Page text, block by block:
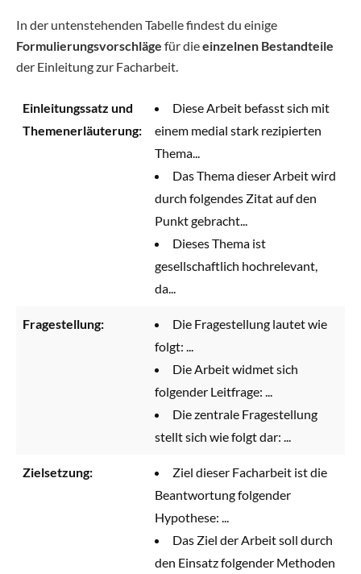
In der untenstehenden Tabelle findest du einige
Formulierungsvorschläge für dieeinzelnen Bestandteile
der Einleitung zur Facharbeit.
Einleitungssatz und
Themenerläuterung:
Diese Arbeit befasst sich mit
einem medial stark rezipierten
Thema...
Das Thema dieser Arbeit wird
durch folgendes Zitat auf den
Punkt gebracht...
Dieses Thema ist
gesellschaftlich hochrelevant,
da...
Fragestellung:
Die Fragestellung lautet wie
folgt: ...
Die Arbeit widmet sich
folgender Leitfrage: ...
Die zentrale Fragestellung
stellt sich wie folgt dar: ...
Zielsetzung:
Ziel dieser Facharbeit ist die
Beantwortung folgender
Hypothese: ...
Das Ziel der Arbeit soll durch
den Einsatz folgender Methoden